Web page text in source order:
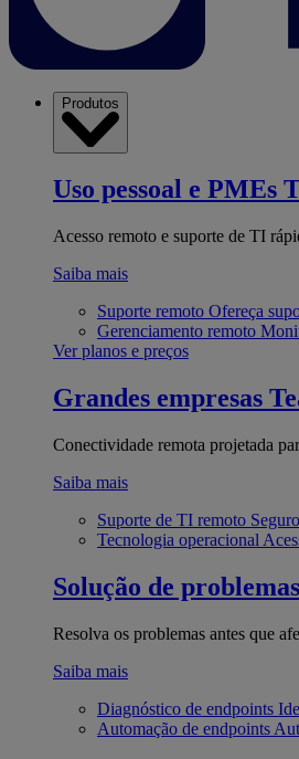
Produtos
Uso pessoal e PMEs
Acesso remoto e suporte de TI
Saiba mais
Suporte remoto Ofereça
Gerenciamento remoto
Ver planos e preços
Grandes empresas
Conectividade remota projetada
Saiba mais
Suporte de TI remoto
Tecnologia operacional
Solução de problemas
Resolva os problemas antes que
Saiba mais
Diagnóstico de endpoints
Automação de endpoints